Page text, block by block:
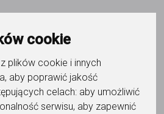
cookie
plików cookie i innych
aby poprawić jakość
celach: aby umożliwić
serwisu, aby zapewnić